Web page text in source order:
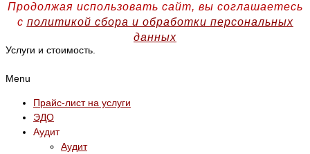
Продолжая использовать сайт, вы соглашаетесь
с политикой сбора и обработки персональных
данных
Услуги и стоимость.
Menu
Прайс-лист на услуги
ЭДО
Аудит
Аудит